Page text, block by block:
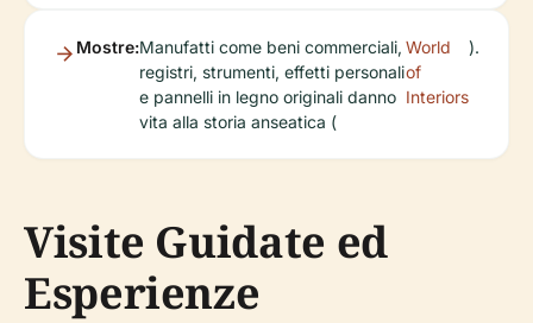
Mostre:Manufatti come beni commerciali,
registri, strumenti, effetti personali
e pannelli in legno originali danno
vita alla storia anseatica (
World
of
Interiors
).
Visite Guidate ed
Esperienze